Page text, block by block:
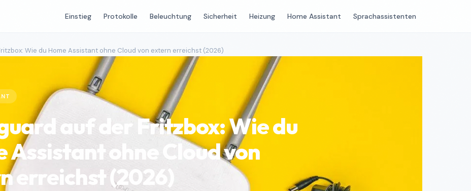
Einstieg Protokolle Beleuchtung Sicherheit Heizung Home Assistant Sprachassistenten
Wie du Home Assistant ohne Cloud von extern erreichst (2026)
auf der Fritzbox: Wie du
Assistant ohne Cloud von
erreichst (2026)